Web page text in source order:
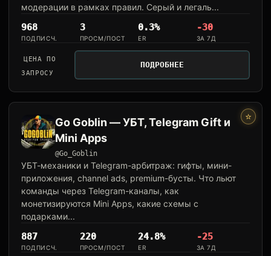
модерации в рамках правил. Серый и легаль...
968
ПОДПИСЧ.
3
ПРОСМ/ПОСТ
0.3%
ER
-30
ЗА 7Д
ЦЕНА ПО
ЗАПРОСУ
ПОДРОБНЕЕ
⭐
Go Goblin — УБТ, Telegram Gift и
Mini Apps
@Go_Goblin
УБТ-механики и Telegram-арбитраж: гифты, мини-
приложения, channel ads, premium-бусты. Что льют
команды через Telegram-каналы, как
монетизируются Mini Apps, какие схемы с
подарками...
887
ПОДПИСЧ.
220
ПРОСМ/ПОСТ
24.8%
ER
-25
ЗА 7Д